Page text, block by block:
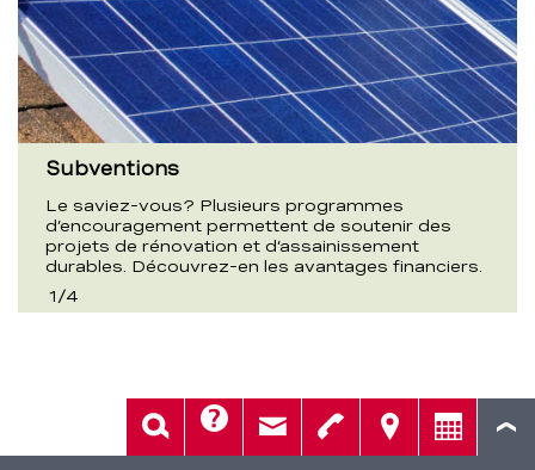
Subventions
Le saviez-vous? Plusieurs programmes
d’encouragement permettent de soutenir des
projets de rénovation et d’assainissement
durables. Découvrez-en les avantages financiers.
1/4